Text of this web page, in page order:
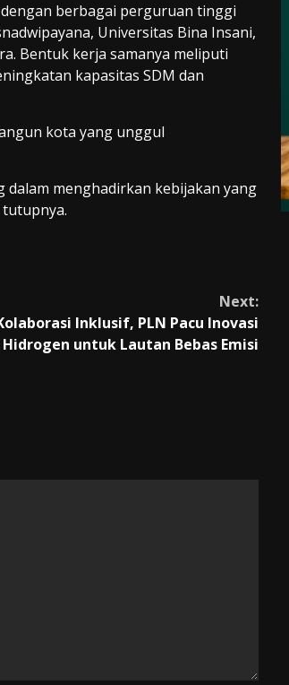
berbagai perguruan tinggi
Universitas Bina Insani,
Bentuk kerja samanya meliputi
kapasitas SDM dan
kota yang unggul
menghadirkan kebijakan yang
Next:
Inklusif, PLN Pacu Inovasi
Hidrogen untuk Lautan Bebas Emisi